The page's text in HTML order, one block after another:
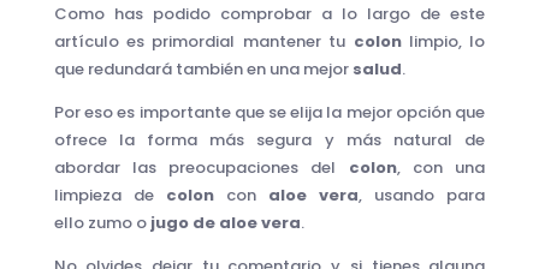
Como has podido comprobar a lo largo de este
artículo es primordial mantener tu colonlimpio, lo
que redundará también en una mejor salud.
Por eso es importante que se elija la mejor opción que
ofrece la forma más segura y más natural de
abordar las preocupaciones del colon, con una
limpieza de coloncon aloe vera, usando para
ello zumo o jugo de aloe vera.